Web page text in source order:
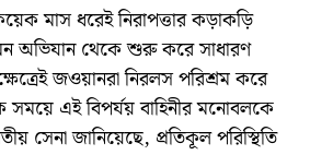
মাস ধরেই নিরাপত্তার কড়াকড়ি
অভিযান থেকে শুরু করে সাধারণ
জওয়ানরা নিরলস পরিশ্রম করে
এই বিপর্যয় বাহিনীর মনোবলকে
সেনা জানিয়েছে, প্রতিকূল পরিস্থিতি